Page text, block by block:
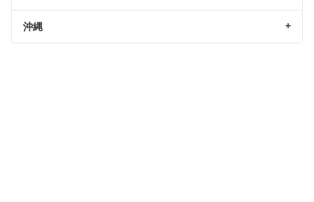
沖縄